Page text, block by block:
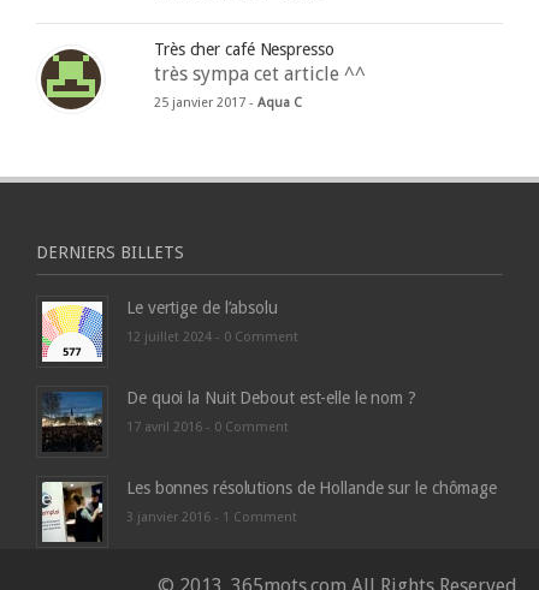
Très cher café Nespresso
très sympa cet article ^^
25 janvier 2017 - Aqua C
DERNIERS BILLETS
Le vertige de l’absolu
12 juillet 2024 - 0 Comment
De quoi la Nuit Debout est-elle le nom ?
17 avril 2016 - 0 Comment
Les bonnes résolutions de Hollande sur le chômage
3 janvier 2016 - 1 Comment